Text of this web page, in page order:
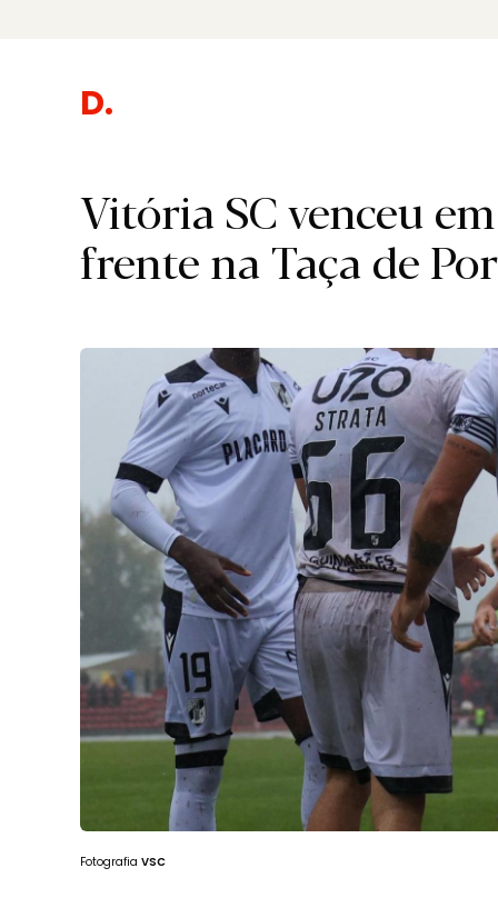
Des
Vitória SC venceu
frente na Taça de
Fotografia VSC